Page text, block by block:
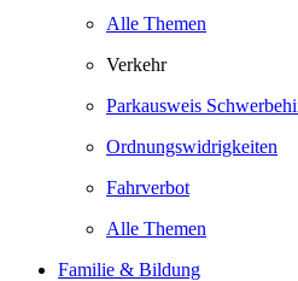
Alle Themen
Verkehr
Parkausweis
Ordnungswidrigkeiten
Fahrverbot
Alle Themen
Familie & Bildung